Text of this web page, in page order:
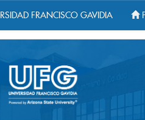
FRANCISCO GAVIDIA